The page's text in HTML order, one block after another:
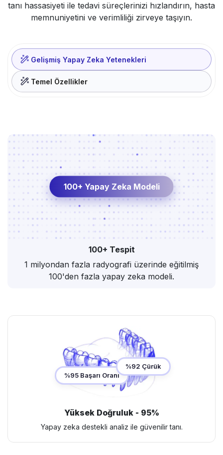
tanı hassasiyeti ile tedavi süreçlerinizi hızlandırın, hasta
memnuniyetini ve verimliliği zirveye taşıyın.
Gelişmiş Yapay Zeka Yetenekleri
Temel Özellikler
100+ Yapay Zeka Modeli
100+ Tespit
1 milyondan fazla radyografi üzerinde eğitilmiş
100'den fazla yapay zeka modeli.
%95 Başarı Oranı
%92 Çürük
Yüksek Doğruluk - 95%
Yapay zeka destekli analiz ile güvenilir tanı.